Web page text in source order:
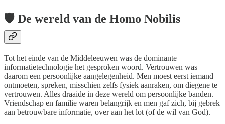
🛡 De wereld van de Homo Nobilis
Tot het einde van de Middeleeuwen was de dominante
informatietechnologie het gesproken woord. Vertrouwen was
daarom een persoonlijke aangelegenheid. Men moest eerst iemand
ontmoeten, spreken, misschien zelfs fysiek aanraken, om diegene te
vertrouwen. Alles draaide in deze wereld om persoonlijke banden.
Vriendschap en familie waren belangrijk en men gaf zich, bij gebrek
aan betrouwbare informatie, over aan het lot (of de wil van God).